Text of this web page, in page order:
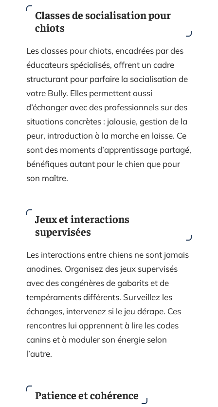
Classes de socialisation pour
chiots
Les classes pour chiots, encadrées par des
éducateurs spécialisés, offrent un cadre
structurant pour parfaire la socialisation de
votre Bully. Elles permettent aussi
d’échanger avec des professionnels sur des
situations concrètes : jalousie, gestion de la
peur, introduction à la marche en laisse. Ce
sont des moments d’apprentissage partagé,
bénéfiques autant pour le chien que pour
son maître.
Jeux et interactions
supervisées
Les interactions entre chiens ne sont jamais
anodines. Organisez des jeux supervisés
avec des congénères de gabarits et de
tempéraments différents. Surveillez les
échanges, intervenez si le jeu dérape. Ces
rencontres lui apprennent à lire les codes
canins et à moduler son énergie selon
l’autre.
Patience et cohérence